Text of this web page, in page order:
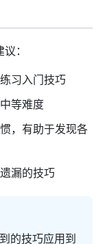
：
习入门技巧
等难度
，有助于发现各
漏的技巧
的技巧应用到